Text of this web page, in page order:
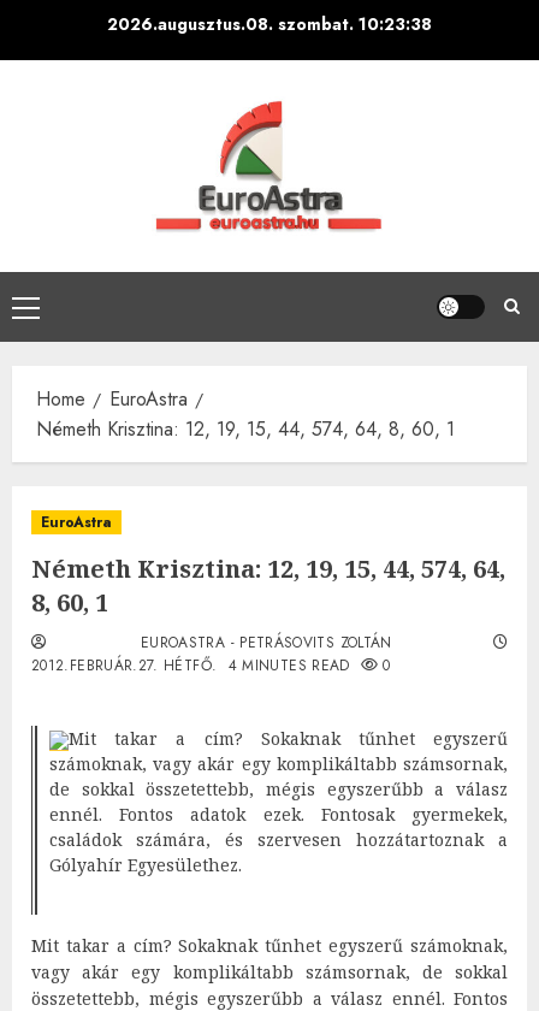
2026.augusztus.08. szombat. 10:23:39
Primary
Menu
Home
EuroAstra
Németh Krisztina: 12, 19, 15, 44, 574, 64, 8, 60, 1
EuroAstra
Németh Krisztina: 12, 19, 15, 44, 574, 64,
8, 60, 1
EUROASTRA - PETRÁSOVITS ZOLTÁN
2012.FEBRUÁR.27. HÉTFŐ.
4 MINUTES READ 0
Mit takar a cím? Sokaknak tűnhet egyszerű
számoknak, vagy akár egy komplikáltabb számsornak,
de sokkal összetettebb, mégis egyszerűbb a válasz
ennél. Fontos adatok ezek. Fontosak gyermekek,
családok számára, és szervesen hozzátartoznak a
Gólyahír Egyesülethez.
Mit takar a cím? Sokaknak tűnhet egyszerű számoknak,
vagy akár egy komplikáltabb számsornak, de sokkal
összetettebb, mégis egyszerűbb a válasz ennél. Fontos